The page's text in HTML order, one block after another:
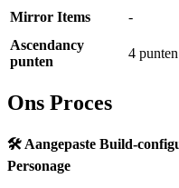
Mirror Items
-
Ascendancy
punten
4 punten
Ons Proces
🛠️ Aangepaste Build-
Personage